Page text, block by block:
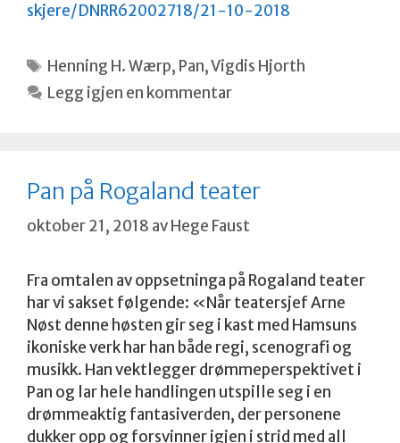
skjere/DNRR62002718/21-10-2018
Stikkord
Henning H. Wærp, Pan,Vigdis Hjorth
Legg igjen en kommentar
Pan på Rogaland teater
oktober 21, 2018 avHege Faust
Fra omtalen av oppsetninga på Rogaland teater
har vi sakset følgende: «Når teatersjef Arne
Nøst denne høsten gir seg i kast med Hamsuns
ikoniske verk har han både regi, scenografi og
musikk. Han vektlegger drømmeperspektivet i
Pan og lar hele handlingen utspille seg i en
drømmeaktig fantasiverden, der personene
dukker opp og forsvinner igjen i strid med all